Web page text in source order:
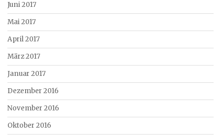
Juni 2017
Mai 2017
April 2017
März 2017
Januar 2017
Dezember 2016
November 2016
Oktober 2016